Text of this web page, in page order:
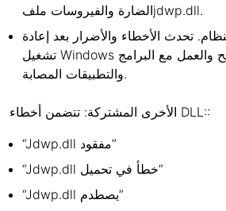
الضارة والفيروسات ملفjdwp.dll.
تحدث الأخطاء والأضرار بعد إعادة
تشغيل Windows بشكل غير صحيح والعمل مع البرامج
والتطبيقات المصابة.
الأخرى المشتركة: تتضمن أخطاء DLL::
“Jdwp.dll مفقود”
“Jdwp.dll خطأ في تحميل”
“Jdwp.dll يصطدم”